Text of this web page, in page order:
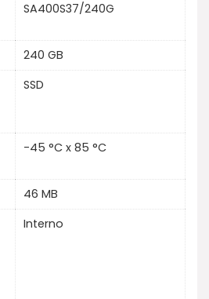
SA400S37/240G
240 GB
SSD
-45 °C x 85 °C
46 MB
Interno